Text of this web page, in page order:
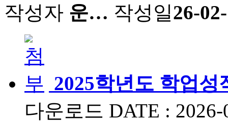
작성자 운… 작성일26-
2025학년도 학업성
다운로드 DATE :